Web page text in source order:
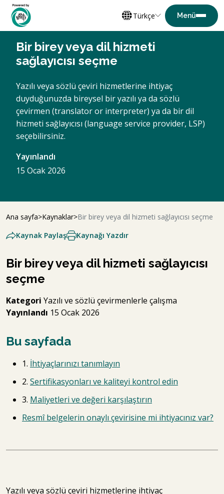
Türkçe
Bir birey veya dil hizmeti
sağlayıcısı seçme
Yazılı veya sözlü çeviri hizmetlerine ihtiyaç
duyduğunuzda bireysel bir yazılı ya da sözlü
çevirmen (translator or interpreter) ya da bir dil
hizmeti sağlayıcısı (language service provider, LSP)
seçebilirsiniz.
Yayınlandı
15 Ocak 2026
Ana sayfa Kaynaklar Bir birey veya dil hizmeti sağlayıcısı seçme
Kaynak Paylaş
Kaynağı Yazdır
Bir birey veya dil hizmeti sağlayıcısı
seçme
Kategori Yazılı ve sözlü çevirmenlerle çalışma
Yayınlandı 15 Ocak 2026
Bu sayfada
1. İhtiyaçlarınızı tanımlayın
2. Sertifikasyonları ve kaliteyi kontrol edin
3. Maliyetleri ve değeri karşılaştırın
Resmî belgelerin onaylı çevirisine mi ihtiyacınız var?
Yazılı veya sözlü çeviri hizmetlerine ihtiyaç